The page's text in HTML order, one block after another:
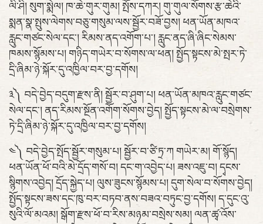
ལི་ཤི། སུག་སྨེལ། ཁ་ཆེ་གུར་གུམ། སྤོས་དཀར། གུ་གུལ་སོགས་རྩ་ཆེའི་
སྨན་སྣ་སྤུས་ལེགས་བཅུ་གསུམ་ལས་སྦྱོར་བཟོ་བྱས། ཕན་ཡོན་མཁའ་
རླུང་གཙང་སེལ་དང་། རིམས་ནད་འགོག་པ་། རླུང་ནད་ཞི་ཞིང་སེམས་
ཁམས་སྙོམས་པ། གཉིད་གཡེར་བ་སོགས་ལ་ཕན། སྤྱོད་སྟངས་མེ་སྤར་ཏེ་
དྲི་ཞིམ་ཉེ་སྐོར་དུ་འཁྱིལ་བར་བྱ་དགོས།
༣༽ བདེ་བྱེད་བདུག་རྫས་ནི། སྦྱོར་བ་ཤུག་པ། ཕན་ཡོན་མཁའ་རླུང་གཙང་
སེལ་དང་། ནད་རིམས་སྔོན་འགོག་སོགས་བྱེད། སྤྱོད་སྟངས་མེ་ལ་བསྲེགས་
ཏེ་དྲི་ཞིམ་ཉེ་སྐོར་དུ་འཁྱིལ་བར་བྱ་དགོས།
༤༽ བདེ་བྱེད་སྤོད་སྦྱོར་གསུམ་པ། སྦྱོར་བ་ཙི་ཏྲ་ཀ གཡེར་མ། གོ་སྙོད།
ཕན་ཡོན་ཕོ་བའི་མེ་དྲོད་གསོ་བ། དང་ག་འབྱེད་པ། ཟས་འཇུ་བ། དྭངས་
སྙིགས་འབྱེད། དྲོད་སྐྱེད་པ། ལུས་ཟུངས་སྙོམས་པ། དུག་སེལ་བ་སོགས་བྱེད།
སྤྱོད་སྟངས་ཟས་དང་ཁུ་བར་བཏབ་ནས་བཟའ་བཏུང་བྱ་དགོས། ད་དུང་འུ་
སུའི་ལོ་མའམ། སྒོག་རྫས་ཕོ་བ་རིས་མཉམ་བསྲེས་སམ། ལན་ཚྭ་འོས་